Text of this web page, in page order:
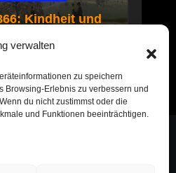
verwalten
zu speichern
Browsing-Erlebnis zu verbessern und
du nicht zustimmst oder die
und Funktionen beeinträchtigen.
Kindheit und